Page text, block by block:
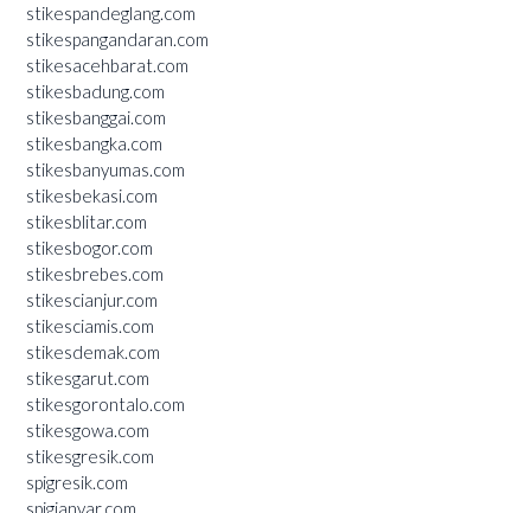
stikespandeglang.com
stikespangandaran.com
stikesacehbarat.com
stikesbadung.com
stikesbanggai.com
stikesbangka.com
stikesbanyumas.com
stikesbekasi.com
stikesblitar.com
stikesbogor.com
stikesbrebes.com
stikescianjur.com
stikesciamis.com
stikesdemak.com
stikesgarut.com
stikesgorontalo.com
stikesgowa.com
stikesgresik.com
spigresik.com
spigianyar.com